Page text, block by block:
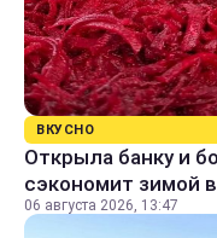
ВКУСНО
Открыла банку и
сэкономит зимой
06 августа 2026, 13:47